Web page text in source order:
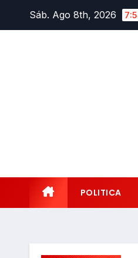
Sáb. Ago 8th, 2026
POLITICA